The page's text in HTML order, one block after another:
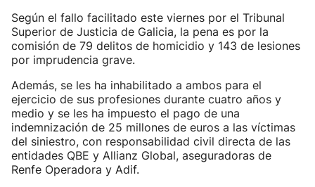
Según el fallo facilitado este viernes por el Tribunal
Superior de Justicia de Galicia, la pena es por la
comisión de 79 delitos de homicidio y 143 de lesiones
por imprudencia grave.
Además, se les ha inhabilitado a ambos para el
ejercicio de sus profesiones durante cuatro años y
medio y se les ha impuesto el pago de una
indemnización de 25 millones de euros a las víctimas
del siniestro, con responsabilidad civil directa de las
entidades QBE y Allianz Global, aseguradoras de
Renfe Operadora y Adif.